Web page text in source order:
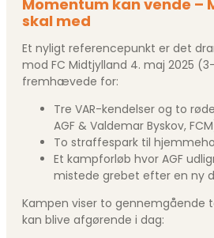
Momentum kan vende –
skal med
Et nyligt referencepunkt er det
mod FC Midtjylland 4. maj 2025
fremhævede for:
Tre VAR-kendelser og to
AGF & Valdemar Byskov,
To straffespark til
Et kampforløb hvor AGF
mistede grebet efter en ny
Kampen viser to gennemgående
kan blive afgørende i dag: